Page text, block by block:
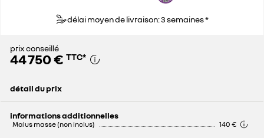
délai moyen de livraison: 3 semaines *
prix conseillé
44 750 € TTC*
détail du prix
informations additionnelles
Malus masse (non inclus) 140 €